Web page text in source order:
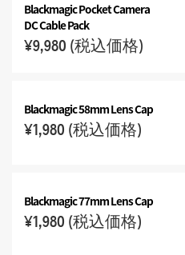
Blackmagic PocketCamera
DC Cable Pack
¥9,980 (税込価格)
Blackmagic 58mm Lens Cap
¥1,980 (税込価格)
Blackmagic 77mm Lens Cap
¥1,980 (税込価格)